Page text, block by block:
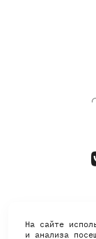
На сайте
и анализа